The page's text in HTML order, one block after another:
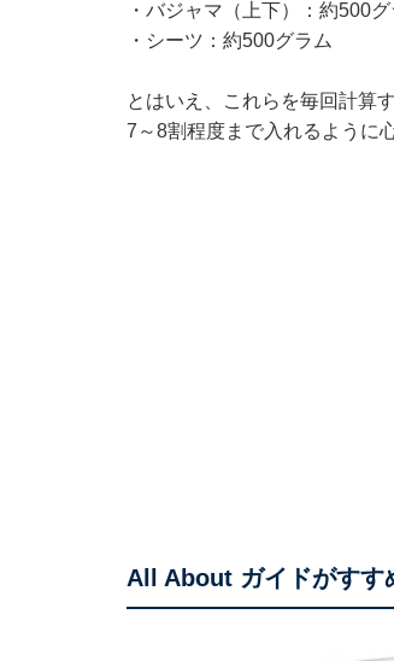
・バジャマ（上下）：約500グ
・シーツ：約500グラム
とはいえ、これらを毎回計算
7～8割程度まで入れるように
All About ガイドがすす